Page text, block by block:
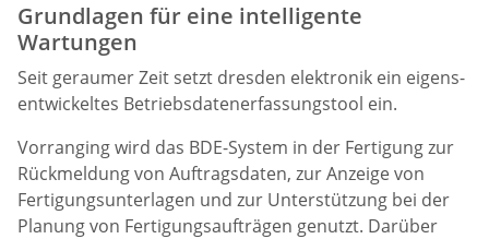
Grundlagen für eine intelligente
Wartungen
Seit geraumer Zeit setzt dresden elektronik ein eigens-
entwickeltes Betriebsdatenerfassungstool ein.
Vorranging wird das BDE-System in der Fertigung zur
Rückmeldung von Auftragsdaten, zur Anzeige von
Fertigungsunterlagen und zur Unterstützung bei der
Planung von Fertigungsaufträgen genutzt. Darüber